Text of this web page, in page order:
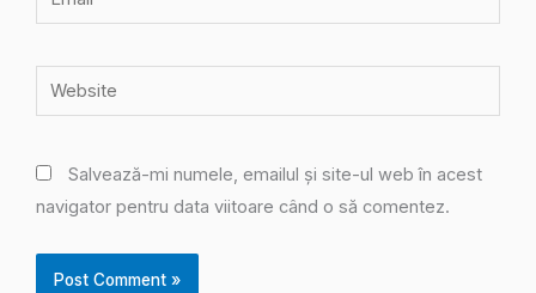
Website
Salvează-mi numele, emailul și site-ul web în acest
navigator pentru data viitoare când o să comentez.